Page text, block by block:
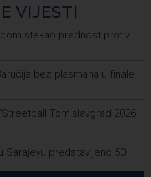
VIJESTI
stekao prednost protiv
bez plasmana u finale
Tomislavgrad 2026.
Sarajevu predstavljeno 50